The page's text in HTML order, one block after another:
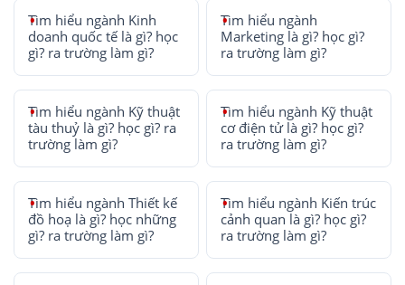
Tìm hiểu ngành Kinh
doanh quốc tế là gì? học
gì? ra trường làm gì?
Tìm hiểu ngành
Marketing là gì? học gì?
ra trường làm gì?
Tìm hiểu ngành Kỹ thuật
tàu thuỷ là gì? học gì? ra
trường làm gì?
Tìm hiểu ngành Kỹ thuật
cơ điện tử là gì? học gì?
ra trường làm gì?
Tìm hiểu ngành Thiết kế
đồ hoạ là gì? học những
gì? ra trường làm gì?
Tìm hiểu ngành Kiến trúc
cảnh quan là gì? học gì?
ra trường làm gì?